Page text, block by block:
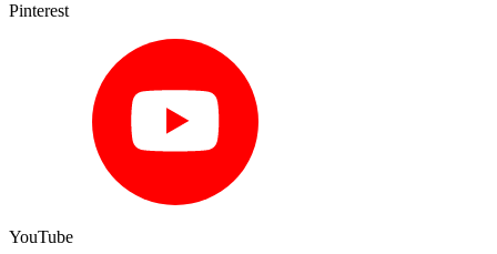
Pinterest
YouTube